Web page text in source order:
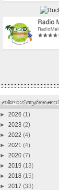
ബ്ലോഗ് ആര്‍ക്കൈവ്
► 2026 (1)
► 2023 (2)
► 2022 (4)
► 2021 (4)
► 2020 (7)
► 2019 (13)
► 2018 (15)
► 2017 (33)